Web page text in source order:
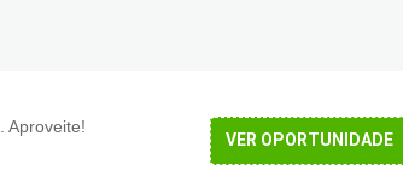
. Aproveite!
VER OPORTUNIDADE